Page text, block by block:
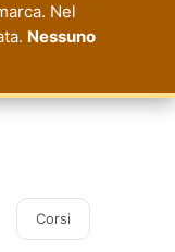
Nel
Nessuno
Corsi